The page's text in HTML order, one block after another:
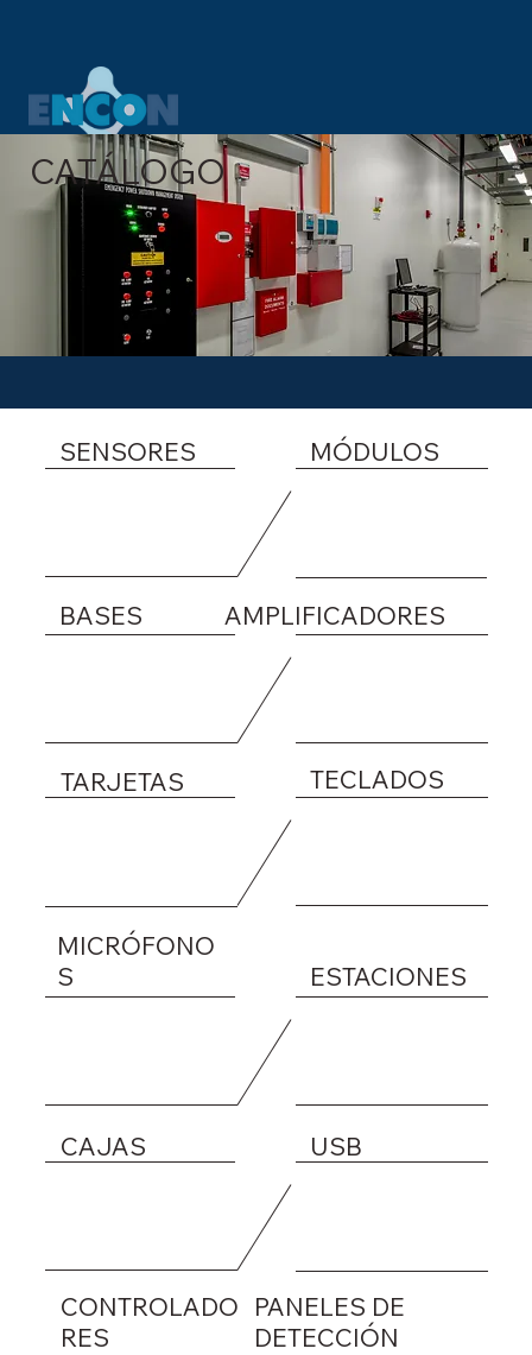
CATÁLOGO
SENSORES ​MÓDULOS
BASES AMPLIFICADORES
TARJETAS TECLADOS
MICRÓFONO
S
ESTACIONES
CAJAS USB
CONTROLADO
RES
PANELES DE
DETECCIÓN